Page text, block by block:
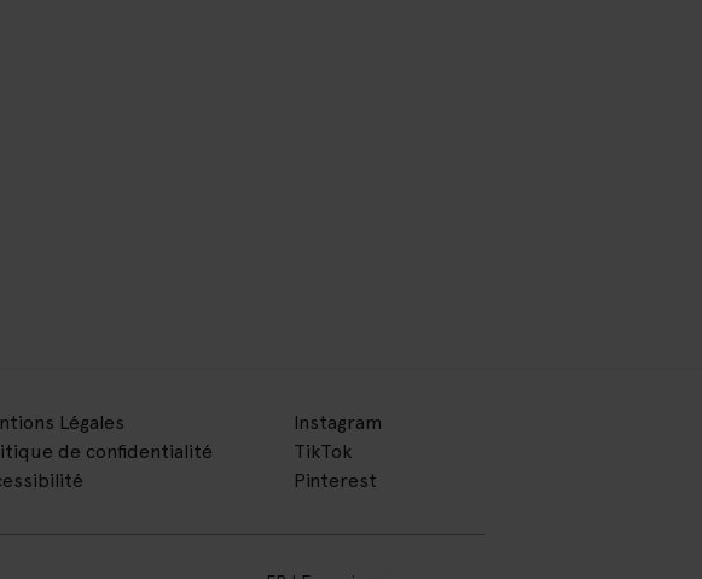
Légales
de confidentialité
Instagram
TikTok
Pinterest